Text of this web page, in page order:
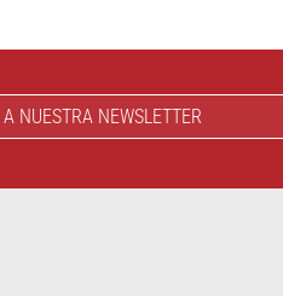
NUESTRA NEWSLETTER